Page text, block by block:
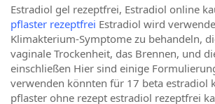
Estradiol gel rezeptfrei, Estradiol online
pflaster rezeptfrei Estradiol wird
Klimakterium-Symptome zu behandeln,
vaginale Trockenheit, das Brennen, und
einschließen Hier sind einige
verwenden könnten für 17 beta estradiol
pflaster ohne rezept estradiol rezeptfrei